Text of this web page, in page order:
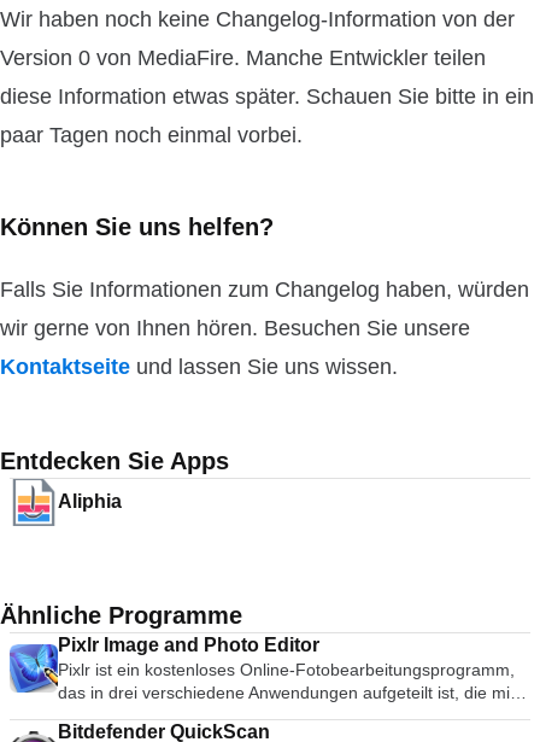
Wir haben noch keine Changelog-Information von der
Version 0 von MediaFire. Manche Entwickler teilen
diese Information etwas später. Schauen Sie bitte in ein
paar Tagen noch einmal vorbei.
Können Sie uns helfen?
Falls Sie Informationen zum Changelog haben, würden
wir gerne von Ihnen hören. Besuchen Sie unsere
Kontaktseite und lassen Sie uns wissen.
Entdecken Sie Apps
Aliphia
Ähnliche Programme
Pixlr Image and Photo Editor
Pixlr ist ein kostenloses Online-Fotobearbeitungsprogramm,
das in drei verschiedene Anwendungen aufgeteilt ist, die mit
derselben Engine erstellt wurden. Suchen Sie sich einfach
Bitdefender QuickScan